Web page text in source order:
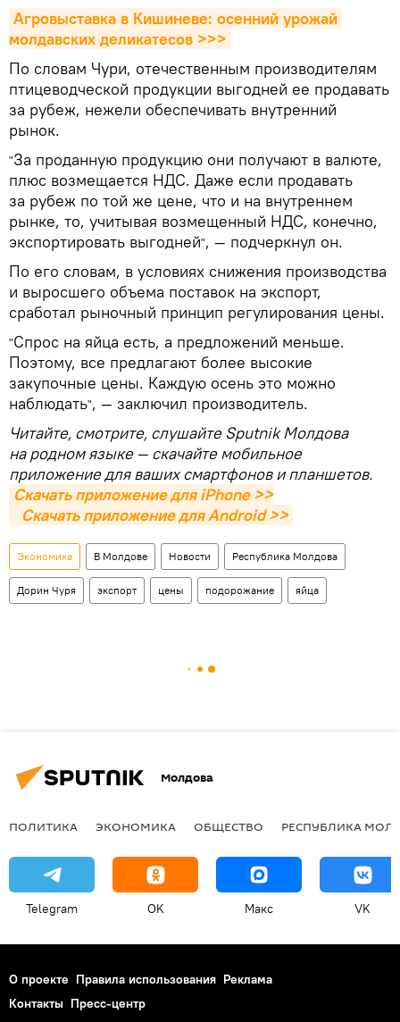
Агровыставка в Кишиневе: осенний урожай
молдавских деликатесов >>>
По словам Чури, отечественным производителям
птицеводческой продукции выгодней ее продавать
за рубеж, нежели обеспечивать внутренний
рынок.
"За проданную продукцию они получают в валюте,
плюс возмещается НДС. Даже если продавать
за рубеж по той же цене, что и на внутреннем
рынке, то, учитывая возмещенный НДС, конечно,
экспортировать выгодней", — подчеркнул он.
По его словам, в условиях снижения производства
и выросшего объема поставок на экспорт,
сработал рыночный принцип регулирования цены.
"Спрос на яйца есть, а предложений меньше.
Поэтому, все предлагают более высокие
закупочные цены. Каждую осень это можно
наблюдать", — заключил производитель.
Читайте, смотрите, слушайте Sputnik Молдова
на родном языке — скачайте мобильное
приложение для ваших смартфонов и планшетов.
Скачать приложение для iPhone >>
Скачать приложение для Android >>
Экономика В Молдове Новости Республика Молдова
Дорин Чуря экспорт цены подорожание яйца
Молдова
ПОЛИТИКА ЭКОНОМИКА ОБЩЕСТВО РЕСПУБЛИКА
Telegram OK Макс VK
О проекте Правила использования Реклама
Контакты Пресс-центр